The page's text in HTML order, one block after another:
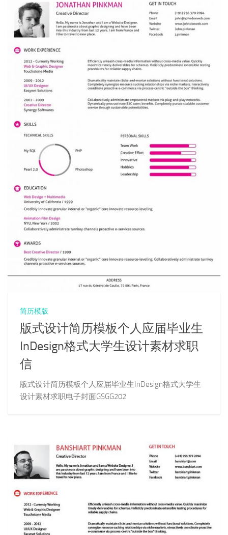
简历模版
版式设计简历模板个人应届毕业生
InDesign格式大学生设计素材求职
信
版式设计简历模板个人应届毕业生InDesign格式大学生
设计素材求职电子封面GSGG202